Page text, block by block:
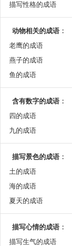
描写性格的成语
动物相关的成语 ：
老鹰的成语
燕子的成语
鱼的成语
含有数字的成语 ：
四的成语
九的成语
描写景色的成语 ：
土的成语
海的成语
夏天的成语
描写心情的成语 ：
描写生气的成语